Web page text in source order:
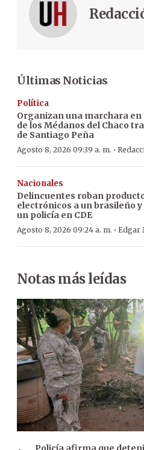
Últimas Noticias
Política
Organizan una marchara en
de los Médanos del Chaco
de Santiago Peña
Agosto 8, 2026 09:39 a. m. ·
Nacionales
Delincuentes roban
electrónicos a un brasileño y
un policía en CDE
Agosto 8, 2026 09:24 a. m. · Edgar
Notas más leídas